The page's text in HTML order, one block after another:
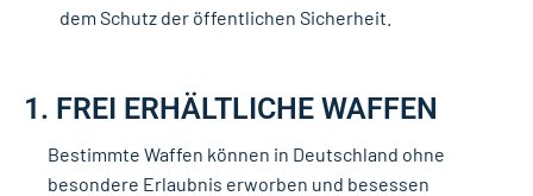
dem Schutz der öffentlichen Sicherheit.
1. FREI ERHÄLTLICHE WAFFEN
Bestimmte Waffen können in Deutschland ohne
besondere Erlaubnis erworben und besessen